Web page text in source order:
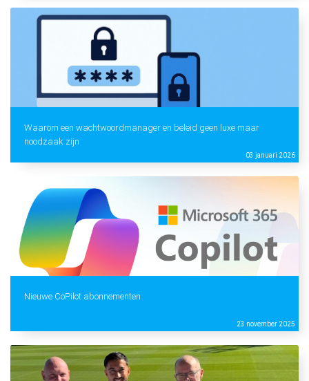
Waarom een wachtwoordmanager en beleid geen luxe maar
noodzaak zijn
03 januari 2026
Nieuwe CoPilot abonnementen
23 november 2025